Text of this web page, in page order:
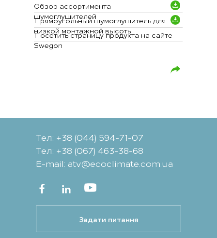
Обзор ассортимента
шумоглушителей
Прямоугольный шумоглушитель для
низкой монтажной высоты
Посетить страницу продукта на сайте
Swegon
Тел: +38 (044) 594-71-07
Тел: +38 (067) 463-38-68
Е-mail: atv@ecoclimate.com.ua
Задати питання